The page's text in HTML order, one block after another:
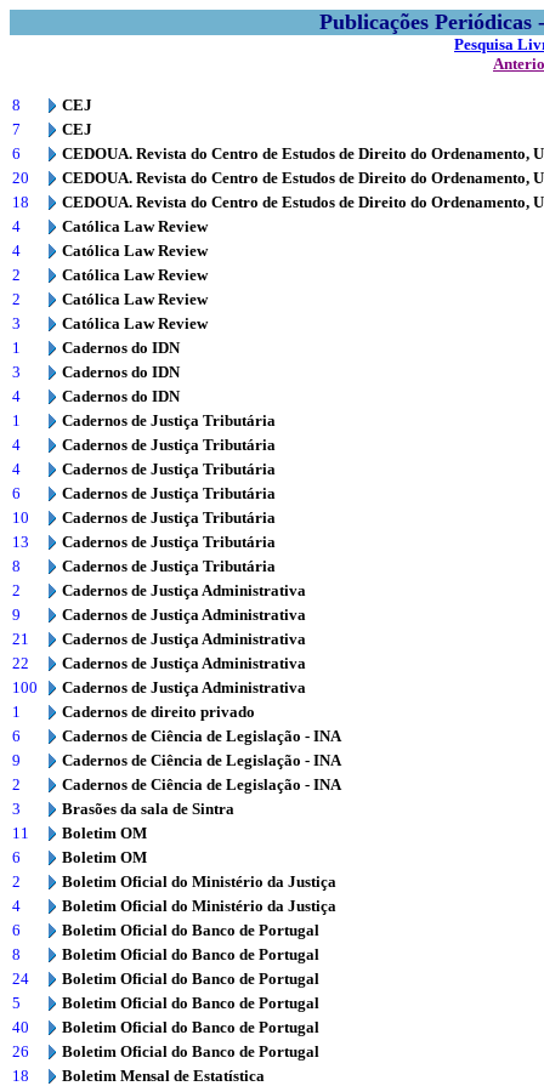
Publicações
Pesquisa
8
CEJ
7
CEJ
6
CEDOUA. Revista do Centro de Estudos de Direito do Ordenamento,
20
CEDOUA. Revista do Centro de Estudos de Direito do Ordenamento,
18
CEDOUA. Revista do Centro de Estudos de Direito do Ordenamento,
4
Católica Law Review
4
Católica Law Review
2
Católica Law Review
2
Católica Law Review
3
Católica Law Review
1
Cadernos do IDN
3
Cadernos do IDN
4
Cadernos do IDN
1
Cadernos de Justiça Tributária
4
Cadernos de Justiça Tributária
4
Cadernos de Justiça Tributária
6
Cadernos de Justiça Tributária
10
Cadernos de Justiça Tributária
13
Cadernos de Justiça Tributária
8
Cadernos de Justiça Tributária
2
Cadernos de Justiça Administrativa
9
Cadernos de Justiça Administrativa
21
Cadernos de Justiça Administrativa
22
Cadernos de Justiça Administrativa
100
Cadernos de Justiça Administrativa
1
Cadernos de direito privado
6
Cadernos de Ciência de Legislação - INA
9
Cadernos de Ciência de Legislação - INA
2
Cadernos de Ciência de Legislação - INA
3
Brasões da sala de Sintra
11
Boletim OM
6
Boletim OM
2
Boletim Oficial do Ministério da Justiça
4
Boletim Oficial do Ministério da Justiça
6
Boletim Oficial do Banco de Portugal
8
Boletim Oficial do Banco de Portugal
24
Boletim Oficial do Banco de Portugal
5
Boletim Oficial do Banco de Portugal
40
Boletim Oficial do Banco de Portugal
26
Boletim Oficial do Banco de Portugal
18
Boletim Mensal de Estatística